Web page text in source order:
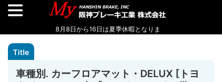
車種別. カーフロアマット・DELUX [トヨ